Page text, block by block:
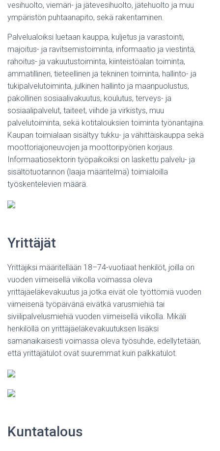
vesihuolto, viemäri- ja jätevesihuolto, jätehuolto ja muu
ympäristön puhtaanapito, sekä rakentaminen.
Palvelualoiksi luetaan kauppa, kuljetus ja varastointi,
majoitus- ja ravitsemistoiminta, informaatio ja viestintä,
rahoitus- ja vakuutustoiminta, kiinteistöalan toiminta,
ammatillinen, tieteellinen ja tekninen toiminta, hallinto- ja
tukipalvelutoiminta, julkinen hallinto ja maanpuolustus,
pakollinen sosiaalivakuutus, koulutus, terveys- ja
sosiaalipalvelut, taiteet, viihde ja virkistys, muu
palvelutoiminta, sekä kotitalouksien toiminta työnantajina.
Kaupan toimialaan sisältyy tukku- ja vähittäiskauppa sekä
moottoriajoneuvojen ja moottoripyörien korjaus.
Informaatiosektorin työpaikoiksi on laskettu palvelu- ja
sisältötuotannon (laaja määritelmä) toimialoilla
työskentelevien määrä.
Yrittäjät
Yrittäjiksi määritellään 18–74-vuotiaat henkilöt, joilla on
vuoden viimeisellä viikolla voimassa oleva
yrittäjäeläkevakuutus ja jotka eivät ole työttömiä vuoden
viimeisenä työpäivänä eivätkä varusmiehiä tai
siviilipalvelusmiehiä vuoden viimeisellä viikolla. Mikäli
henkilöllä on yrittäjäeläkevakuutuksen lisäksi
samanaikaisesti voimassa oleva työsuhde, edellytetään,
että yrittäjätulot ovat suuremmat kuin palkkatulot.
Kuntatalous